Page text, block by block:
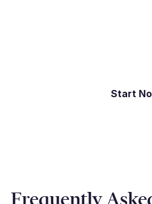
Start
Frequently